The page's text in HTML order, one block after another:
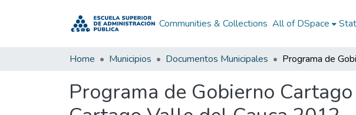
Communities & Collections All of DSpace
Home Municipios Documentos Municipales
Programa de Gobierno